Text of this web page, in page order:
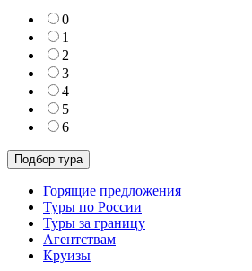
0
1
2
3
4
5
6
Горящие предложения
Туры по России
Туры за границу
Агентствам
Круизы